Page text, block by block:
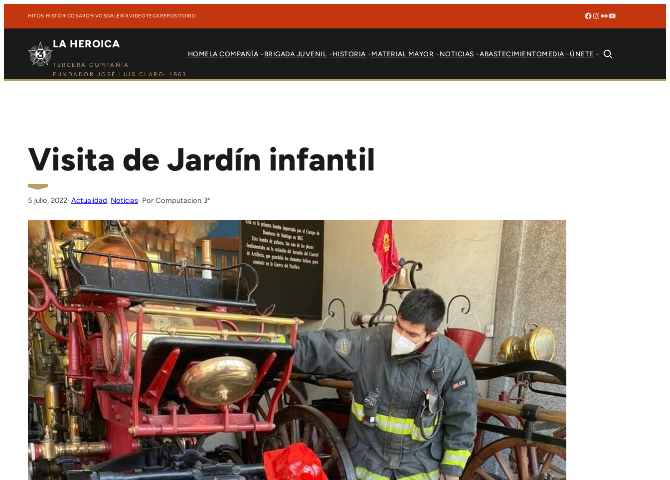
Saltar al contenido
Saltar al contenido
HITOS HISTÓRICOSARCHIVOSGALERÍAVIDEOTECAREPOSITORIO Facebook
Instagram
FlickrYouTube
LA HEROICA
TERCERA COMPAÑÍA
FUNDADOR JOSÉ LUIS CLARO· 1863
HOMELA COMPAÑÍA BRIGADA JUVENIL HISTORIA MATERIAL MAYOR NOTICIAS ABASTECIMIENTOMEDIA ÚNETE
Visita de Jardín infantil
5 julio, 2022· Actualidad, Noticias Computacion 3ª